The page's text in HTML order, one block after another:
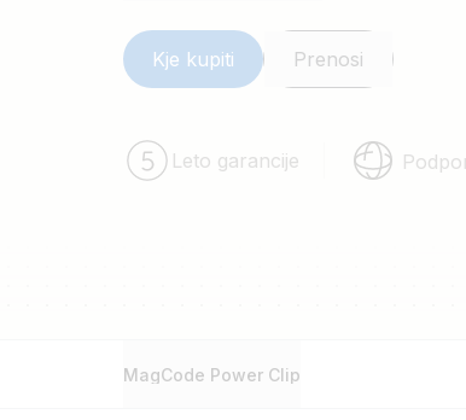
Kje kupiti Prenosi
Leto garancije
MagCode Power Clip